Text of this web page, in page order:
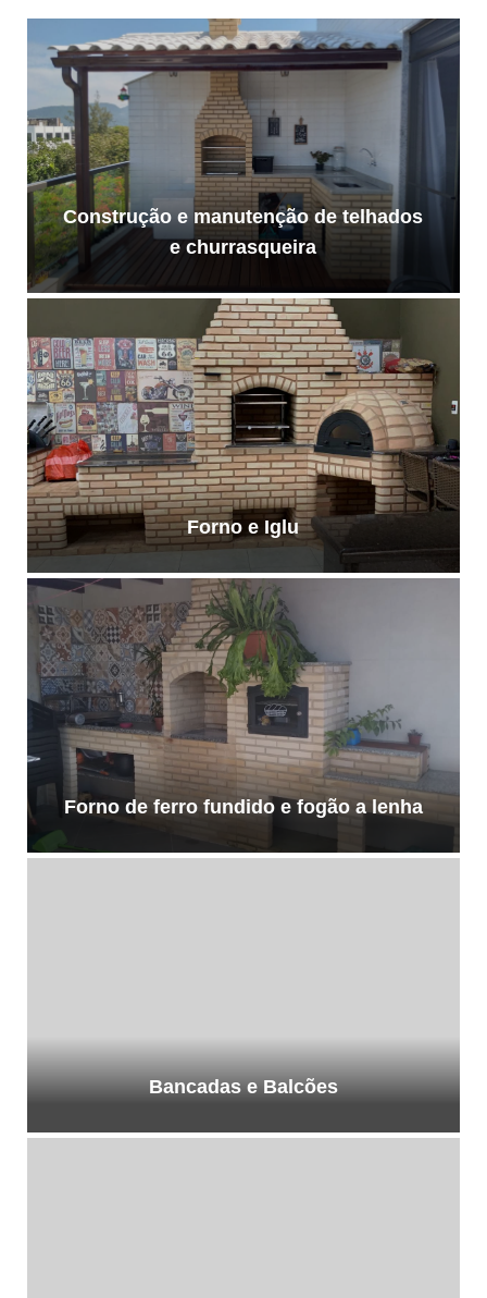
Construção e manutenção de telhados
e churrasqueira
Forno e Iglu
Forno de ferro fundido e fogão a lenha
Bancadas e Balcões